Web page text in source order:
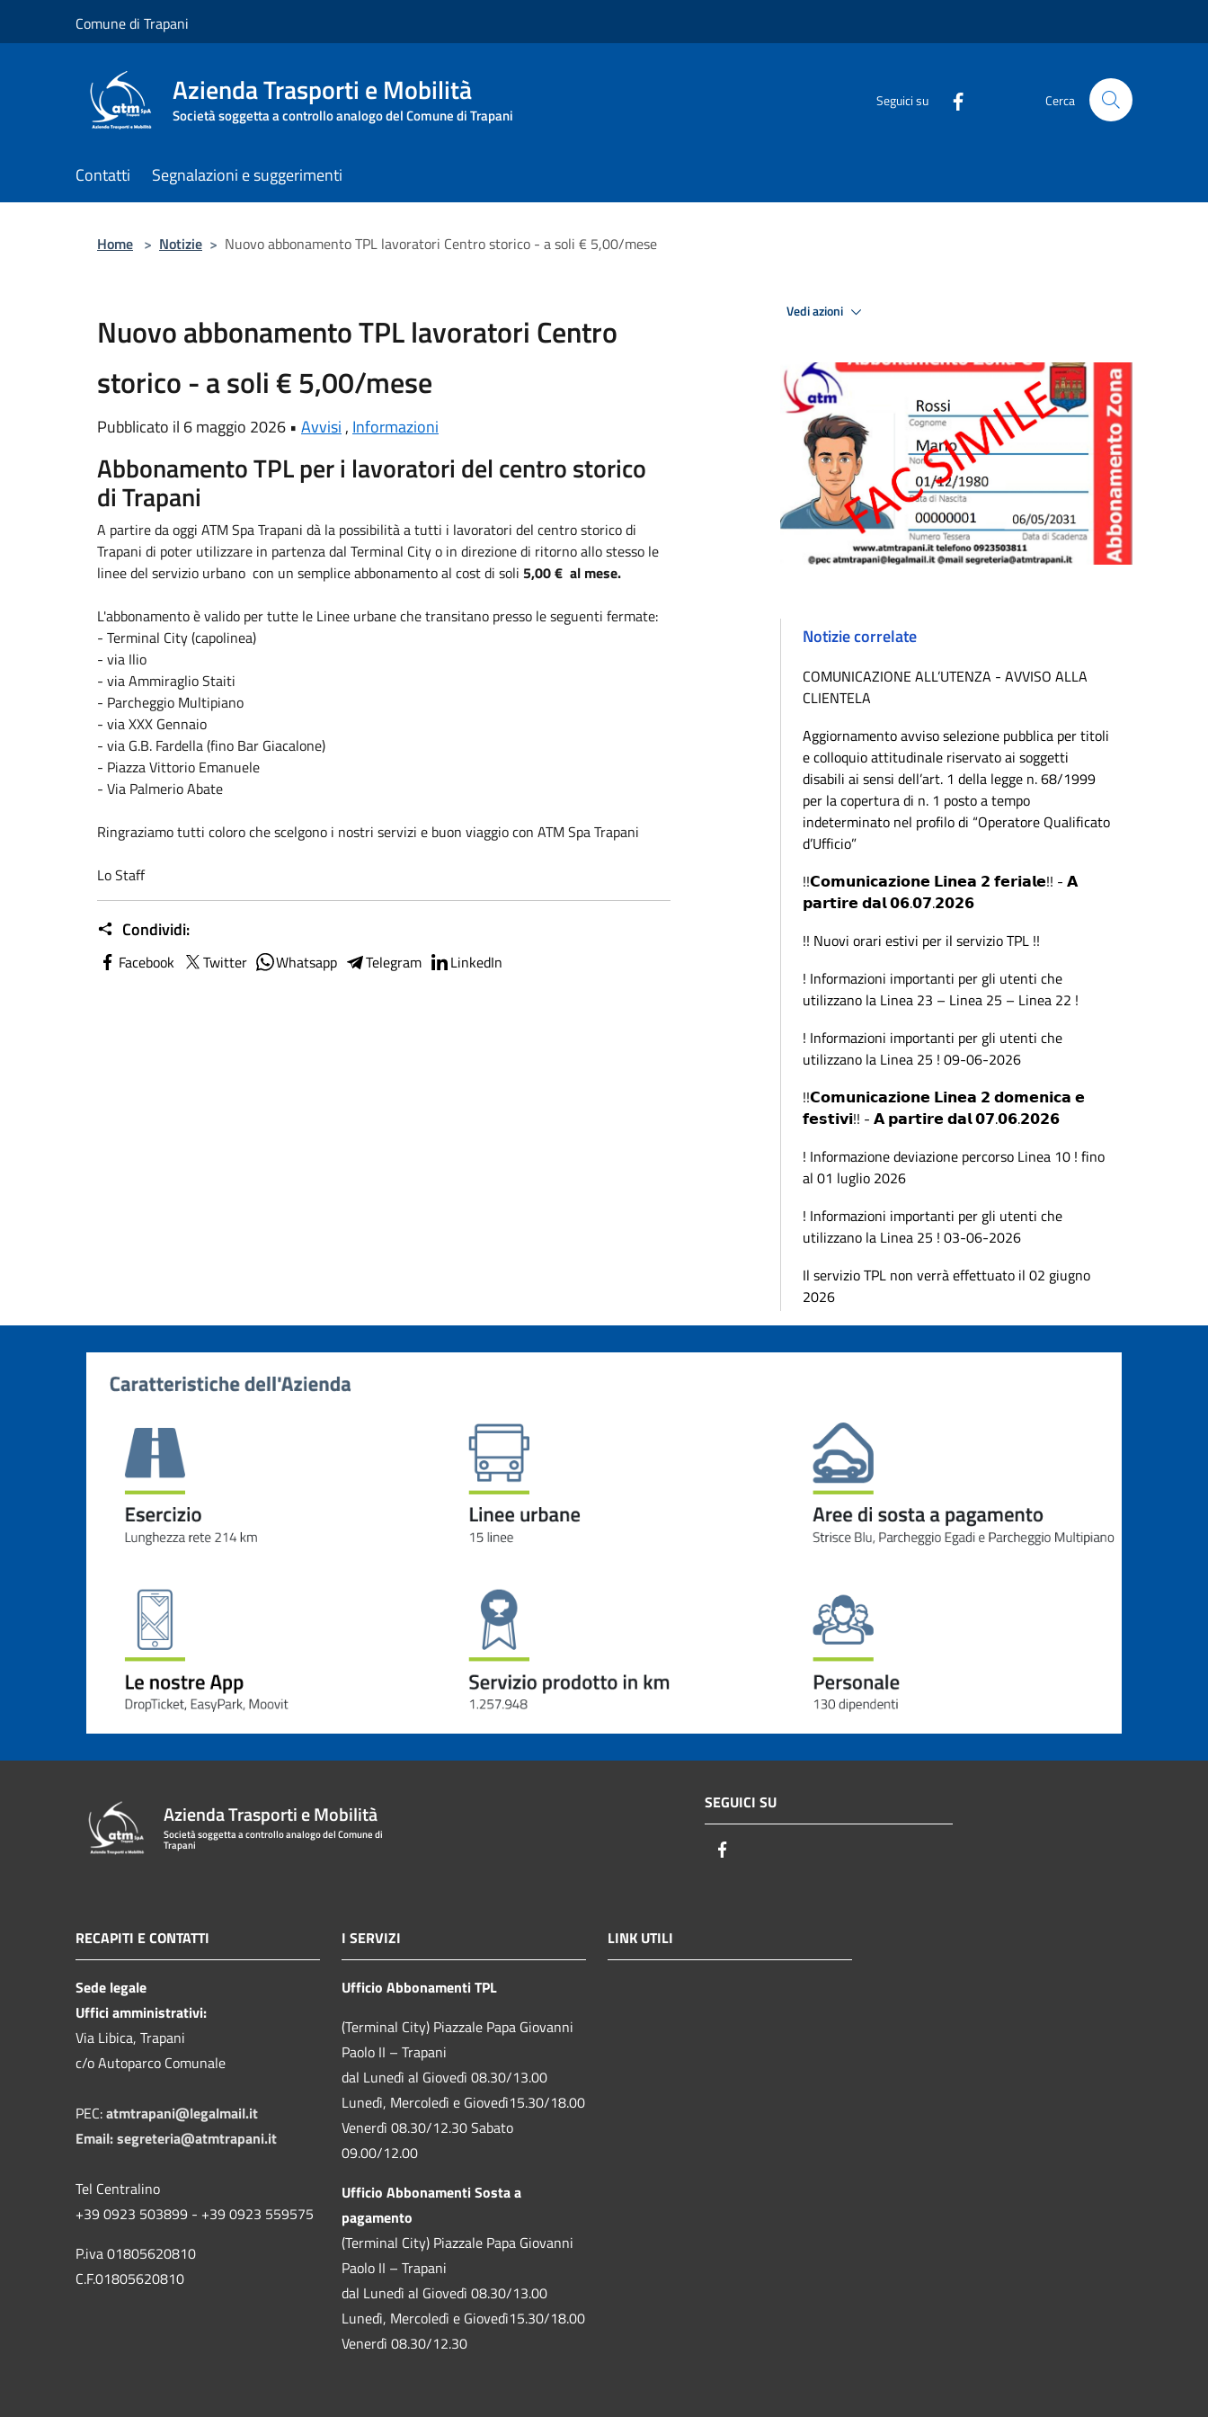
Comune di Trapani
Azienda Trasporti e Mobilità
Società soggetta a controllo analogo del Comune di Trapani
Seguici su Cerca
Contatti Segnalazioni e suggerimenti
Home > Notizie > Nuovo abbonamento TPL lavoratori Centro storico - a soli € 5,00/mese
Nuovo abbonamento TPL lavoratori Centro
storico - a soli € 5,00/mese
Pubblicato il 6 maggio 2026 • Avvisi , Informazioni
Abbonamento TPL per i lavoratori del centro storico
di Trapani
A partire da oggi ATM Spa Trapani dà la possibilità a tutti i lavoratori del centro storico di
Trapani di poter utilizzare in partenza dal Terminal City o in direzione di ritorno allo stesso le
linee del servizio urbano con un semplice abbonamento al cost di soli 5,00 € al mese.
L'abbonamento è valido per tutte le Linee urbane che transitano presso le seguenti fermate:
- Terminal City (capolinea)
- via Ilio
- via Ammiraglio Staiti
- Parcheggio Multipiano
- via XXX Gennaio
- via G.B. Fardella (fino Bar Giacalone)
- Piazza Vittorio Emanuele
- Via Palmerio Abate
Ringraziamo tutti coloro che scelgono i nostri servizi e buon viaggio con ATM Spa Trapani
Lo Staff
Condividi:
Facebook Twitter Whatsapp Telegram LinkedIn
Vedi azioni
Notizie correlate
COMUNICAZIONE ALL’UTENZA - AVVISO ALLA
CLIENTELA
Aggiornamento avviso selezione pubblica per titoli
e colloquio attitudinale riservato ai soggetti
disabili ai sensi dell’art. 1 della legge n. 68/1999
per la copertura di n. 1 posto a tempo
indeterminato nel profilo di “Operatore Qualificato
d’Ufficio”
!!𝗖𝗼𝗺𝘂𝗻𝗶𝗰𝗮𝘇𝗶𝗼𝗻𝗲 𝗟𝗶𝗻𝗲𝗮 𝟮 𝗳𝗲𝗿𝗶𝗮𝗹𝗲!! - 𝗔
𝗽𝗮𝗿𝘁𝗶𝗿𝗲 𝗱𝗮𝗹 𝟬𝟲.𝟬𝟳.𝟮𝟬𝟮𝟲
!! Nuovi orari estivi per il servizio TPL !!
! Informazioni importanti per gli utenti che
utilizzano la Linea 23 – Linea 25 – Linea 22 !
! Informazioni importanti per gli utenti che
utilizzano la Linea 25 ! 09-06-2026
!!𝗖𝗼𝗺𝘂𝗻𝗶𝗰𝗮𝘇𝗶𝗼𝗻𝗲 𝗟𝗶𝗻𝗲𝗮 𝟮 𝗱𝗼𝗺𝗲𝗻𝗶𝗰𝗮 𝗲
𝗳𝗲𝘀𝘁𝗶𝘃𝗶!! - 𝗔 𝗽𝗮𝗿𝘁𝗶𝗿𝗲 𝗱𝗮𝗹 𝟬𝟳.𝟬𝟲.𝟮𝟬𝟮𝟲
! Informazione deviazione percorso Linea 10 ! fino
al 01 luglio 2026
! Informazioni importanti per gli utenti che
utilizzano la Linea 25 ! 03-06-2026
Il servizio TPL non verrà effettuato il 02 giugno
2026
Azienda Trasporti e Mobilità
Società soggetta a controllo analogo del Comune di
Trapani
SEGUICI SU
RECAPITI E CONTATTI
Sede legale
Uffici amministrativi:
Via Libica, Trapani
c/o Autoparco Comunale
PEC:atmtrapani@legalmail.it
Email:segreteria@atmtrapani.it
Tel Centralino
+39 0923 503899 - +39 0923 559575
P.iva 01805620810
C.F.01805620810
I SERVIZI
Ufficio Abbonamenti TPL
(Terminal City) Piazzale Papa Giovanni
Paolo II – Trapani
dal Lunedì al Giovedì 08.30/13.00
Lunedì, Mercoledì e Giovedì15.30/18.00
Venerdì 08.30/12.30 Sabato
09.00/12.00
Ufficio Abbonamenti Sosta a
pagamento
(Terminal City) Piazzale Papa Giovanni
Paolo II – Trapani
dal Lunedì al Giovedì 08.30/13.00
Lunedì, Mercoledì e Giovedì15.30/18.00
Venerdì 08.30/12.30
LINK UTILI